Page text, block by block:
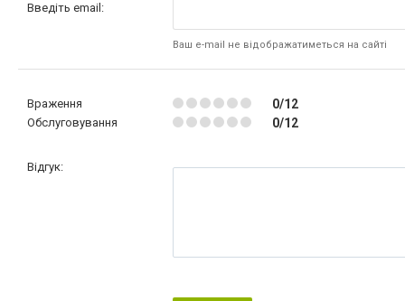
Введіть email:
Ваш e-mail не відображатиметься на сайті
Враження 0/12
Обслуговування 0/12
Відгук: